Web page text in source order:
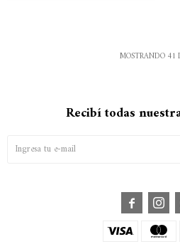
MOSTRANDO 41
Recibí todas
 